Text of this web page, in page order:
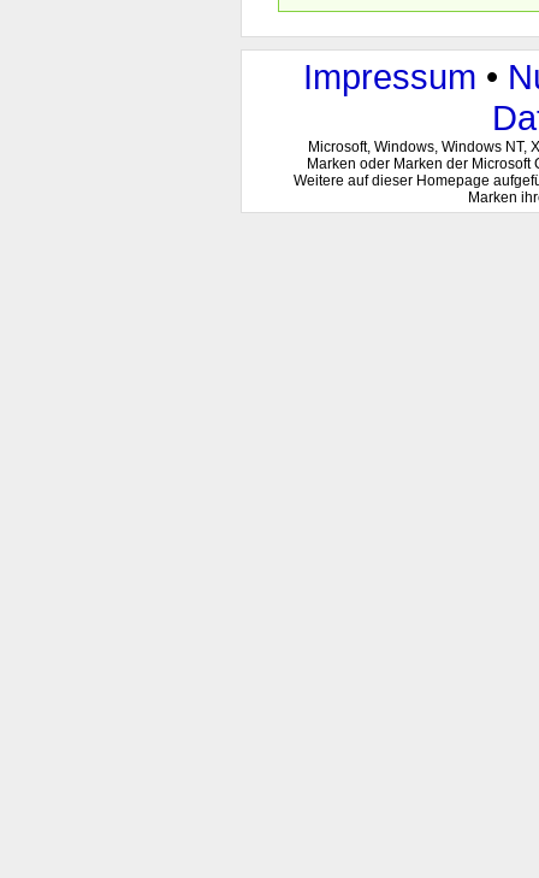
Impressum •
Microsoft, Windows, Windows NT,
Marken oder Marken der
Weitere auf dieser Homepage
Marken